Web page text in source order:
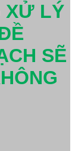
XỬ LÝ
SẼ